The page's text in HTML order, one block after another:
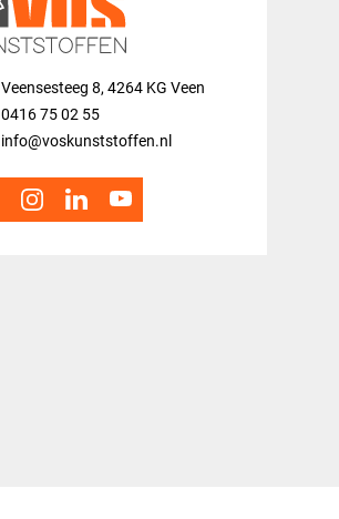
Veensesteeg 8, 4264 KG Veen
0416 75 02 55
info@voskunststoffen.nl